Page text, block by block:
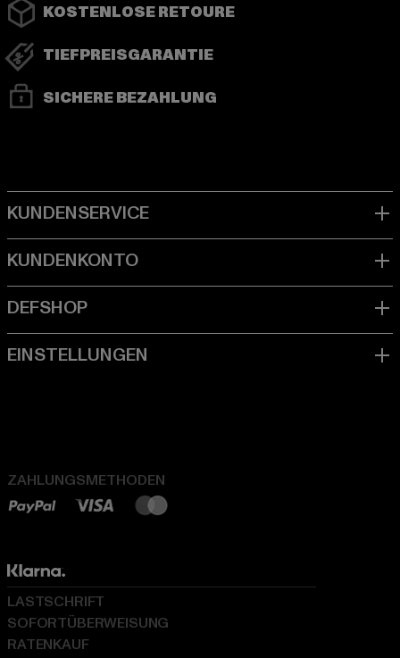
KOSTENLOSE RETOURE
TIEFPREISGARANTIE
SICHERE BEZAHLUNG
ZAHLUNGSMETHODEN
LASTSCHRIFT
SOFORTÜBERWEISUNG
RATENKAUF